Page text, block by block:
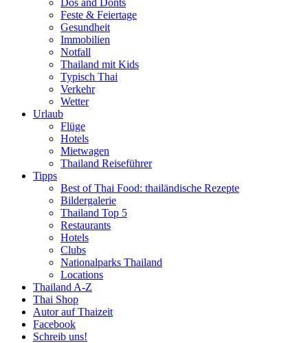
Dos and Donts
Feste & Feiertage
Gesundheit
Immobilien
Notfall
Thailand mit Kids
Typisch Thai
Verkehr
Wetter
Urlaub
Flüge
Hotels
Mietwagen
Thailand Reiseführer
Tipps
Best of Thai Food: thailändische Rezepte
Bildergalerie
Thailand Top 5
Restaurants
Hotels
Clubs
Nationalparks Thailand
Locations
Thailand A-Z
Thai Shop
Autor auf Thaizeit
Facebook
Schreib uns!